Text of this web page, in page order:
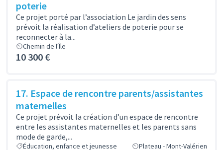
poterie
Ce projet porté par l’association Le jardin des sens
prévoit la réalisation d’ateliers de poterie pour se
reconnecter à la...
Chemin de l'Île
10 300 €
17. Espace de rencontre parents/assistantes
maternelles
Ce projet prévoit la création d’un espace de rencontre
entre les assistantes maternelles et les parents sans
mode de garde,...
Éducation, enfance et jeunesse Plateau - Mont-Valérien